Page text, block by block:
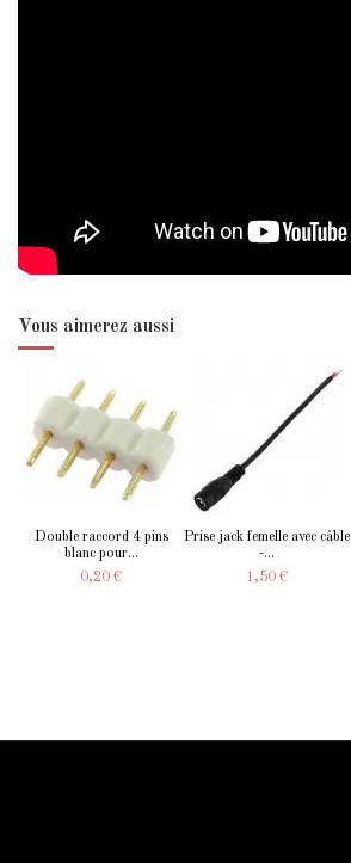
Vous aimerez aussi
Double raccord 4 pins
blanc pour...
0,20 €
Prise jack femelle avec câble
-...
1,50 €